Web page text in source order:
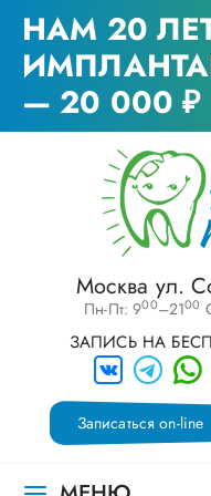
НАМ 20
— 20 000 ₽
Москва ул.
Пн-Пт: 900–2100
ЗАПИСЬ НА
Записаться on-line